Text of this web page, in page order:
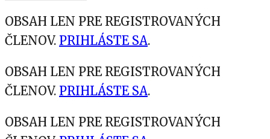
OBSAH LEN PRE REGISTROVANÝCH
ČLENOV. PRIHLÁSTE SA.
OBSAH LEN PRE REGISTROVANÝCH
ČLENOV. PRIHLÁSTE SA.
OBSAH LEN PRE REGISTROVANÝCH